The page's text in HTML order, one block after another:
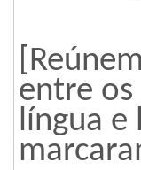
entre
língua e
marc